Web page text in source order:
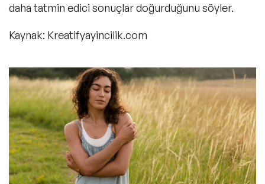
daha tatmin edici sonuçlar doğurduğunu söyler.
Kaynak: Kreatifyayincilik.com